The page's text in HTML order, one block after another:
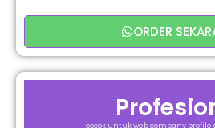
ORDER
cocok untuk web company